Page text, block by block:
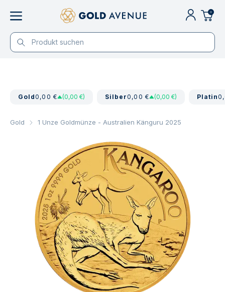
0
Gold0,00 € (0,00 €) Silber0,00 € (0,00 €) Platin
Gold 1 Unze Goldmünze - Australien Känguru 2025